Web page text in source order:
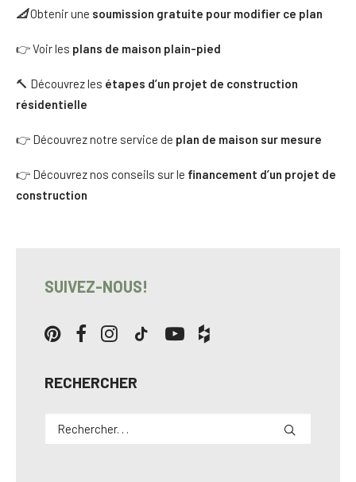
📐Obtenir une soumission gratuite pour modifier ce plan
👉 Voir les plans de maison plain-pied
🔨 Découvrez les étapes d’un projet de construction
résidentielle
👉 Découvrez notre service de plan de maison sur mesure
👉 Découvrez nos conseils sur le financement d’un projet de
construction
SUIVEZ-NOUS!
RECHERCHER